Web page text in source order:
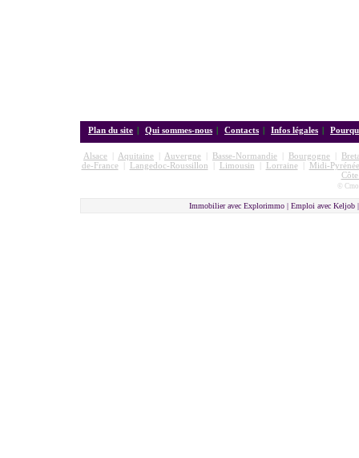
Plan du site | Qui sommes-nous | Contacts | Infos légales |
Alsace Aquitaine Auvergne Basse-Normandie Bourgogne
de-France| Langedoc-Roussillon Limousin Lorraine|
Midi-
©
Immobilier avec Explorimmo | Emploi avec Keljob